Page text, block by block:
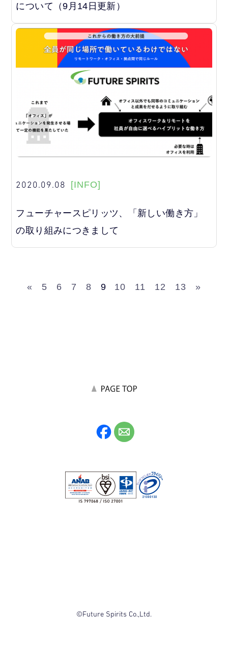
について（9月14日更新）
2020.09.08 [INFO]
フューチャースピリッツ、「新しい働き方」
の取り組みにつきまして
« 5 6 7 8 9 10 11 12 13 »
©Future Spirits Co.,Ltd.